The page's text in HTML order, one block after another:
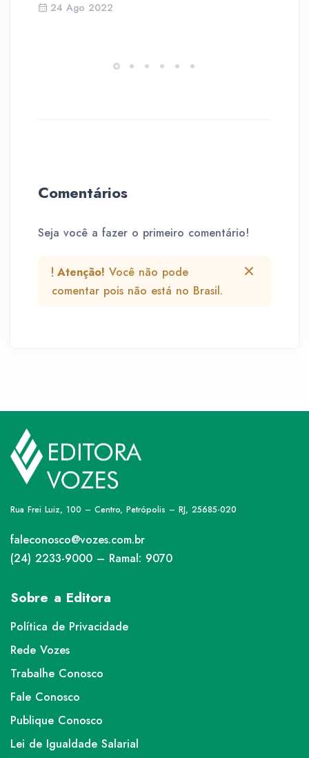
24 Ago 2022
Comentários
Seja você a fazer o primeiro comentário!
Atenção! Você não pode
comentar pois não está no Brasil.
Rua Frei Luiz, 100 – Centro, Petrópolis – RJ, 25685-020
faleconosco@vozes.com.br
(24) 2233-9000 – Ramal: 9070
Sobre a Editora
Política de Privacidade
Rede Vozes
Trabalhe Conosco
Fale Conosco
Publique Conosco
Lei de Igualdade Salarial